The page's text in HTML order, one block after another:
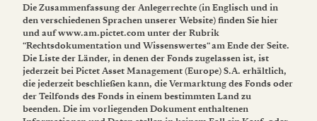
Die Zusammenfassung der Anlegerrechte (in Englisch und in
den verschiedenen Sprachen unserer Website) finden Sie hier
und auf www.am.pictet.com unter der Rubrik
“Rechtsdokumentation und Wissenswertes“ am Ende der Seite.
Die Liste der Länder, in denen der Fonds zugelassen ist, ist
jederzeit bei Pictet Asset Management (Europe) S.A. erhältlich,
die jederzeit beschließen kann, die Vermarktung des Fonds oder
der Teilfonds des Fonds in einem bestimmten Land zu
beenden. Die im vorliegenden Dokument enthaltenen